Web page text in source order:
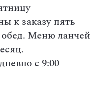
к заказу пять
Меню ланчей
с 9:00